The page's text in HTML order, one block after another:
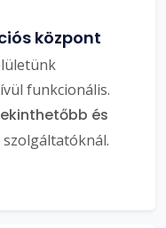
központ
funkcionális.
és
szolgáltatóknál.